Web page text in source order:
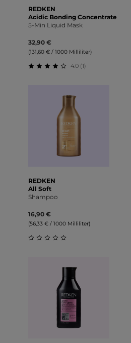
REDKEN
Acidic Bonding Concentrate
5-Min Liquid Mask
32,90 €
(131,60 € / 1000 Milliliter)
4.0 (1)
REDKEN
All Soft
Shampoo
16,90 €
(56,33 € / 1000 Milliliter)